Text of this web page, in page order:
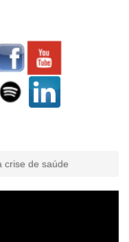
crise de saúde